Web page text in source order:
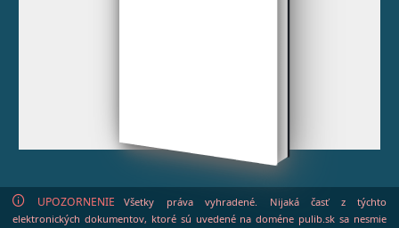
UPOZORNENIE
Všetky práva vyhradené. Nijaká časť z týchto
elektronických dokumentov, ktoré sú uvedené na doméne pulib.sk sa nesmie